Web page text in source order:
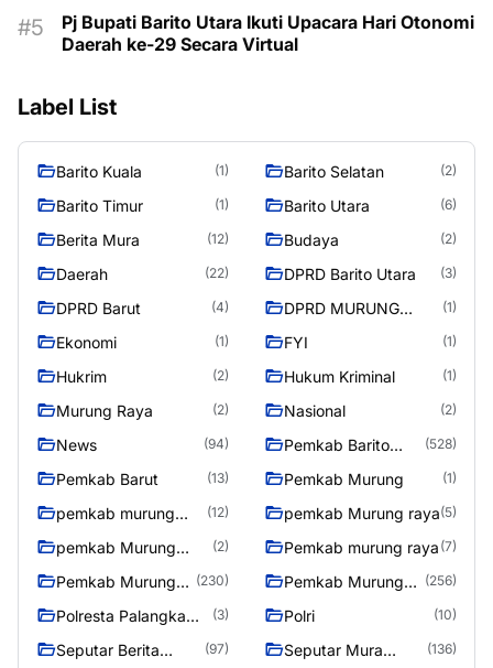
Pj Bupati Barito Utara Ikuti Upacara Hari Otonomi
Daerah ke-29 Secara Virtual
Label List
Barito Kuala (1) Barito Selatan (2)
Barito Timur (1) Barito Utara (6)
Berita Mura (12) Budaya (2)
Daerah (22) DPRD Barito Utara (3)
DPRD Barut (4)
DPRD MURUNG
(1)
Ekonomi (1) FYI (1)
Hukrim (2) Hukum Kriminal (1)
Murung Raya (2) Nasional (2)
News (94)
Pemkab Barito
(528)
Pemkab Barut (13) Pemkab Murung (1)
pemkab murung
(12) pemkab Murung raya(5)
pemkab Murung
(2) Pemkab murung raya (7)
Pemkab Murung
(230)
Pemkab Murung
(256)
Polresta Palangka
(3) Polri (10)
Seputar Berita
(97)
Seputar Mura
(136)